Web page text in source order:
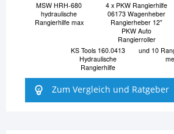
MSW HRH-680
hydraulische
Rangierhilfe max
4 x PKW Rangierhilfe
06173 Wagenheber
Rangierheber 12"
PKW Auto
Rangierroller
KS Tools 160.0413
Hydraulische
Rangierhilfe
und 10
Zum Vergleich und Ratgeber